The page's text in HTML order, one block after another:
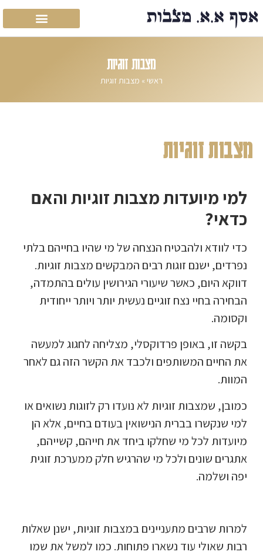
מצבות זוגיות
ראשי» מצבות זוגיות
מצבות זוגיות
למי מיועדות מצבות זוגיות והאם
כדאי?
כדי לוודא ולהבטיח הנצחה של מי שהיו בחייהם בלתי
נפרדים, ישנם זוגות רבים המבקשים מצבות זוגיות.
דווקא היום, כאשר שיעורי הגירושין עולים בהתמדה,
הבחירה בחיי נצח זוגיים נעשית יותר ויותר ייחודית
וקסומה.
בקשה זו, באופן פרדוקסלי, מצליחה לחגוג למעשה
את החיים המשותפים ולכבד את הקשר הזה גם לאחר
המוות.
כמובן, שמצבות זוגיות לא נועדו רק לזוגות נשואים או
למי שנקשרו בברית הנישואין בעודם בחיים, אלא הן
מיועדות לכל מי שחלקו ביחד את חייהם, קשייהם,
אתגרים שונים ולכל מי שהרגיש חלק ממערכת זוגית
יפה ושלמה.
למרות שרבים מתעניינים במצבות זוגיות, ישנן שאלות
רבות שאולי עוד נשארו פתוחות. כמו למשל את שמו